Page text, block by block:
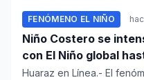
FENÓMENO EL NIÑO
Niño Costero se
con El Niño global
Huaraz en Línea.- El